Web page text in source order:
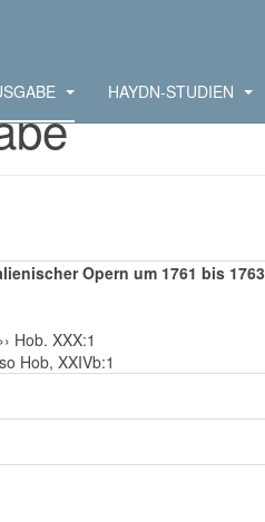
HAYDN-STUDIEN
Opern um 1761 bis 1763
Hob. XXX:1
Hob, XXIVb:1